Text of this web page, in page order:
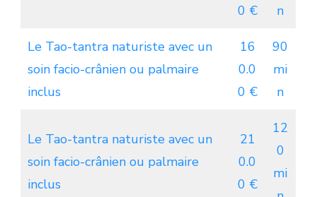
0 € n
Le Tao-tantra naturiste avec un
soin facio-crânien ou palmaire
inclus
16
0.0
0 €
90
mi
n
Le Tao-tantra naturiste avec un
soin facio-crânien ou palmaire
inclus
21
0.0
0 €
12
0
mi